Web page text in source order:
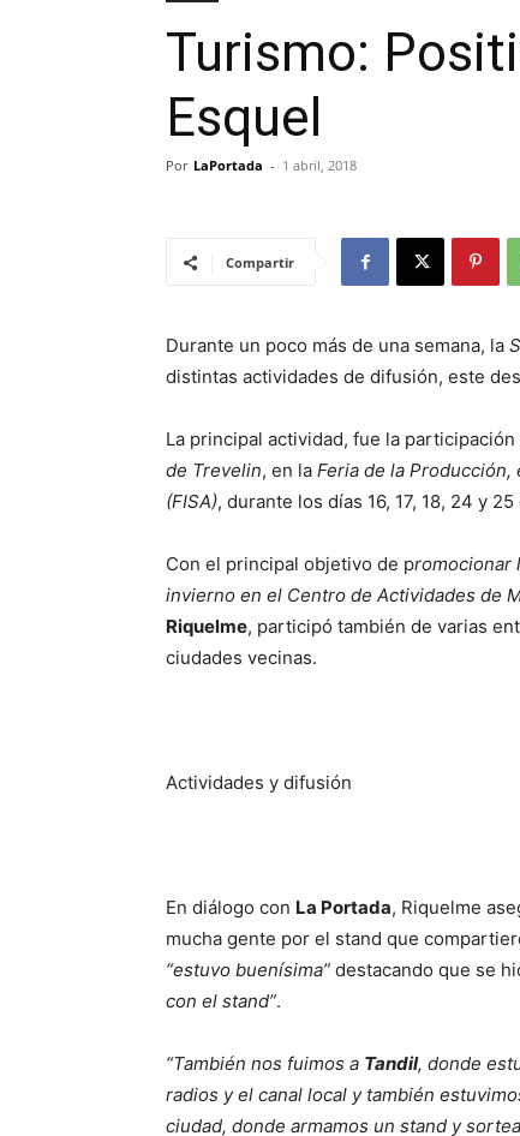
Turismo:
Esquel
Por LaPortada - 1 abril, 2018
Compartir
Durante un poco más de una semana, la
distintas actividades de difusión, este
La principal actividad, fue la participación
de Trevelin, en la Feria de la
(FISA), durante los días 16, 17, 18, 24 y
Con el principal objetivo de promocionar
invierno en el Centro de Actividades de
Riquelme, participó también de varias
ciudades vecinas.
Actividades y difusión
En diálogo con La Portada, Riquelme
mucha gente por el stand que
“estuvo buenísima” destacando que se
con el stand”.
“También nos fuimos a Tandil, donde
radios y el canal local y también
ciudad, donde armamos un stand y